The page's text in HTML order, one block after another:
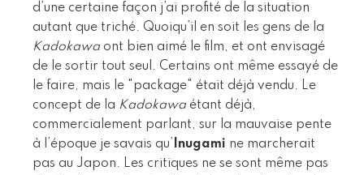
d’une certaine façon j’ai profité de la situation
autant que triché. Quoiqu’il en soit les gens de la
Kadokawaont bien aimé le film, et ont envisagé
de le sortir tout seul. Certains ont même essayé de
le faire, mais le "package" était déjà vendu. Le
concept de la Kadokawaétant déjà,
commercialement parlant, sur la mauvaise pente
à l’époque je savais qu’
Inugami ne marcherait
pas au Japon. Les critiques ne se sont même pas